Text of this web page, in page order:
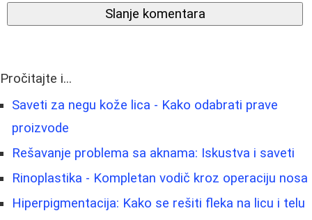
Slanje komentara
Pročitajte i...
Saveti za negu kože lica - Kako odabrati prave
proizvode
Rešavanje problema sa aknama: Iskustva i saveti
Rinoplastika - Kompletan vodič kroz operaciju nosa
Hiperpigmentacija: Kako se rešiti fleka na licu i telu